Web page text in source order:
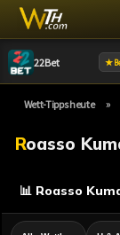
22Bet ★
Wett-Tipps heute »
Roasso
📊 Roasso